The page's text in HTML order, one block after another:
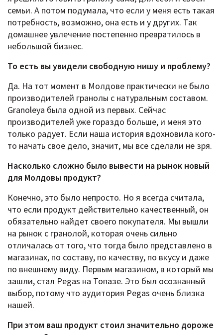
семьи. А потом подумала, что если у меня есть такая
потребность, возможно, она есть и у других. Так
домашнее увлечение постепенно превратилось в
небольшой бизнес.
То есть вы увидели свободную нишу и проблему?
Да. На тот момент в Молдове практически не было
производителей гранолы с натуральным составом.
Granoleya была одной из первых. Сейчас
производителей уже гораздо больше, и меня это
только радует. Если наша история вдохновила кого-
то начать свое дело, значит, мы все сделали не зря.
Насколько сложно было вывести на рынок новый
для Молдовы продукт?
Конечно, это было непросто. Но я всегда считала,
что если продукт действительно качественный, он
обязательно найдет своего покупателя. Мы вышли
на рынок с гранолой, которая очень сильно
отличалась от того, что тогда было представлено в
магазинах, по составу, по качеству, по вкусу и даже
по внешнему виду. Первым магазином, в который мы
зашли, стал Pegas на Топазе. Это был осознанный
выбор, потому что аудитория Pegas очень близка
нашей.
При этом ваш продукт стоил значительно дороже